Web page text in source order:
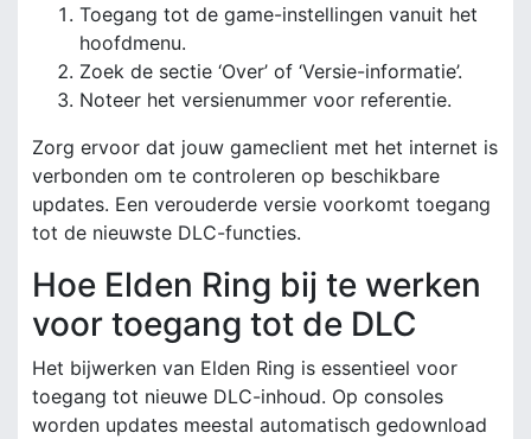
Toegang tot de game-instellingen vanuit het
hoofdmenu.
Zoek de sectie ‘Over’ of ‘Versie-informatie’.
Noteer het versienummer voor referentie.
Zorg ervoor dat jouw gameclient met het internet is
verbonden om te controleren op beschikbare
updates. Een verouderde versie voorkomt toegang
tot de nieuwste DLC-functies.
Hoe Elden Ring bij te werken
voor toegang tot de DLC
Het bijwerken van Elden Ring is essentieel voor
toegang tot nieuwe DLC-inhoud. Op consoles
worden updates meestal automatisch gedownload